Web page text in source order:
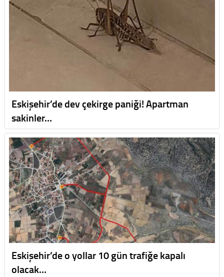
Eskişehir’de dev çekirge paniği! Apartman
sakinler…
Eskişehir’de o yollar 10 gün trafiğe kapalı
olacak…